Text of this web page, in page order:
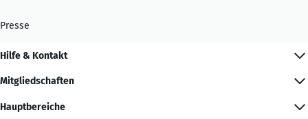
Presse
Hilfe & Kontakt
Mitgliedschaften
Hauptbereiche